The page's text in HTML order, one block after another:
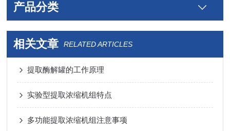
产品分类
相关文章 RELATED ARTICLES
提取酶解罐的工作原理
实验型提取浓缩机组特点
多功能提取浓缩机组注意事项